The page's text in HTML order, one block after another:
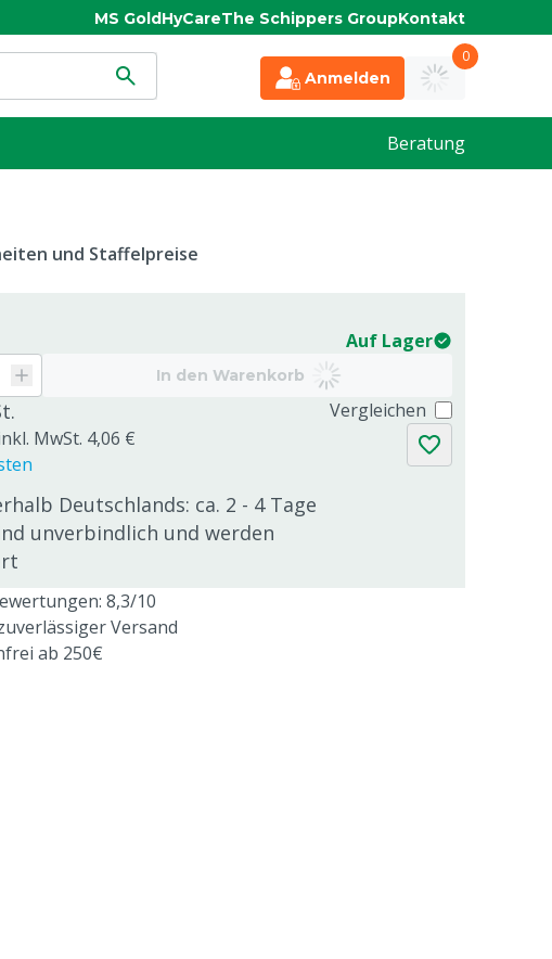
MS GoldHyCareThe Schippers GroupKontakt
Anmelden
0
Beratung
Auf Lager
In den Warenkorb
MwSt. 4,06 €
Deutschlands: ca. 2 - 4 Tage
unverbindlich und werden
Vergleichen
und Staffelpreise
8,3/10
Versand
ab 250€